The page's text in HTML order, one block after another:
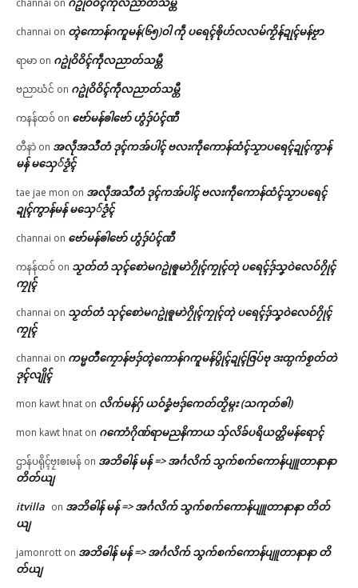
channai on တ္ၚဲကောန်ဂကူမန်(၆၅)ဝါ ကဵု ပရေၚ်ၜိုဟ်လလမ်ကၟိန်ဍုၚ်မန်ဗၟာ
ရာမာ on ဂဥုဲဝိဝိၚ်ကဵုလညာတ်သမ္တီ
ဗညာဃံင် on ဂဥုဲဝိဝိၚ်ကဵုလညာတ်သမ္တီ
ကနန်ထဝ် on ဗော်မန်ၜါဗော် ဟွံဒှ်ပံၚ်ဏီ
တီနာဲ on အလဵုအသဳတံ ဒုၚ်ကအ်ပါၚ် ဗလးကဵုကောန်ထံၚ်သၟာပရေၚ်ဍုၚ်ကွာန်
မန် မသှေ်ဒၟံၚ်
tae jae mon on အလဵုအသဳတံ ဒုၚ်ကအ်ပါၚ် ဗလးကဵုကောန်ထံၚ်သၟာပရေၚ်
ဍုၚ်ကွာန်မန် မသှေ်ဒၟံၚ်
channai on ဗော်မန်ၜါဗော် ဟွံဒှ်ပံၚ်ဏီ
ကနန်ထဝ် on သၟတ်တံ သုၚ်စောဲမဂဥုဲၜူမာဲဂၠိုၚ်ကၠုၚ်တုဲ ပရေၚ်ဒှ်သၞဝဲလေဝ်ဂၠိုၚ်
ကၠုၚ်
channai on သၟတ်တံ သုၚ်စောဲမဂဥုဲၜူမာဲဂၠိုၚ်ကၠုၚ်တုဲ ပရေၚ်ဒှ်သၞဝဲလေဝ်ဂၠိုၚ်
ကၠုၚ်
channai on ကမ္မတဳကၠောန်ဗဒှ်တ္ၚဲကောန်ဂကူမန်ပွိုၚ်ဍုၚ်ဇြပ်ဗု ဒးထ္ပက်စၟတ်တဲ
ဒုၚ်လျိုၚ်
mon kawt hnat on လိက်မန်ဂှ် ယဝ်ခၞံဗဒှ်ကေတ်တၟိမ္ဂး (သကုတ်ၜါ)
mon kawt hnat on ဂကောံဂိုဏ်ရာမညနိကာယ သှ်လိခ်ပရိယတ္တိမန်ရောၚ်
ဌာန်ပရိုၚ်ဗၠးၜးမန် on အဘိဓါန် မန် => အၚ်္ဂလိက် သွက်စက်ကောန်ပျူတာနာနာ
တိတ်ယျ
itvilla on အဘိဓါန် မန် => အၚ်္ဂလိက် သွက်စက်ကောန်ပျူတာနာနာ တိတ်
ယျ
jamonrott on အဘိဓါန် မန် => အၚ်္ဂလိက် သွက်စက်ကောန်ပျူတာနာနာ တိ
တ်ယျ